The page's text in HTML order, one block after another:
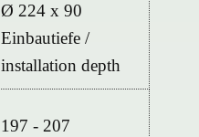
Ø 224 x 90
Einbautiefe /
installation depth
197 - 207